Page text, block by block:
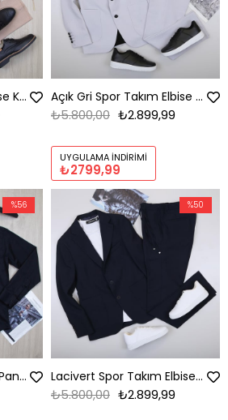
Bej Kruvaze Takım Elbise Kombini Erkek | Slim Fit Şık Komple Set Açık Gri Spor Takım Elbise Kombini Erkek | Slim Fit Şık Günlük Set
₺2.899,99
₺5.800,00
UYGULAMA İNDIRIMI
₺2799,99
Siyah Gömlek Açık Gri Pantolon Ayakkabı Kombin
%56
Lacivert Spor Takım Elbise Kombini Erkek | Slim Fit Şık Günlük Set
₺2.899,99
₺5.800,00
%50